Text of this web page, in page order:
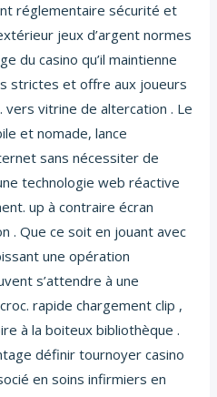
réglementaire sécurité et
jeux d’argent normes
du casino qu’il maintienne
strictes et offre aux joueurs
vers vitrine de altercation . Le
et nomade, lance
sans nécessiter de
technologie web réactive
up à contraire écran
. Que ce soit en jouant avec
une opération
s’attendre à une
rapide chargement clip ,
à la boiteux bibliothèque .
définir tournoyer casino
en soins infirmiers en